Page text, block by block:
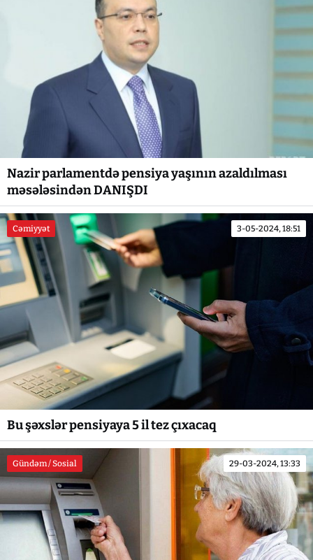
Nazir parlamentdə pensiya yaşının azaldılması
məsələsindən DANIŞDI
Cəmiyyət 3-05-2024, 18:51
Bu şəxslər pensiyaya 5 il tez çıxacaq
Gündəm / Sosial 29-03-2024, 13:33